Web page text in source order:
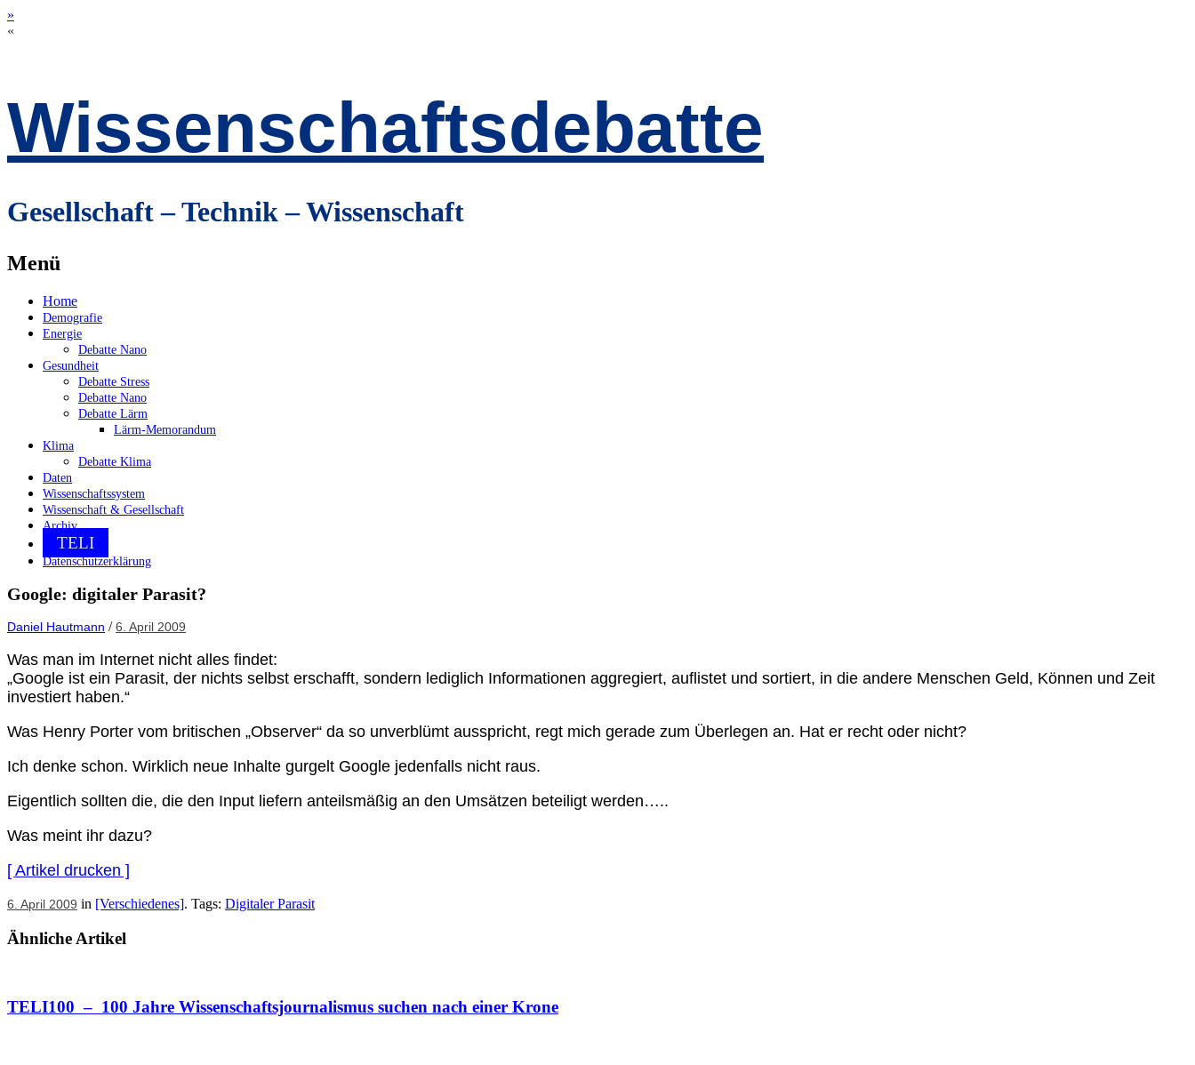
»
«
Wissenschaftsdebatte
Gesellschaft – Technik – Wissenschaft
Menü
Zum
Inhalt
springen
Home
Demografie
Energie
Debatte Nano
Gesundheit
Debatte Stress
Debatte Nano
Debatte Lärm
Lärm-Memorandum
Klima
Debatte Klima
Daten
Wissenschaftssystem
Wissenschaft & Gesellschaft
Archiv
TELI
Datenschutzerklärung
Google: digitaler Parasit?
Daniel Hautmann /6. April 2009
Was man im Internet nicht alles findet:
„Google ist ein Parasit, der nichts selbst erschafft, sondern lediglich Informationen aggregiert, auflistet und sortiert, in die andere Menschen Geld, Können und Zeit
investiert haben.“
Was Henry Porter vom britischen „Observer“ da so unverblümt ausspricht, regt mich gerade zum Überlegen an. Hat er recht oder nicht?
Ich denke schon. Wirklich neue Inhalte gurgelt Google jedenfalls nicht raus.
Eigentlich sollten die, die den Input liefern anteilsmäßig an den Umsätzen beteiligt werden…..
Was meint ihr dazu?
[ Artikel drucken ]
6. April 2009 in [Verschiedenes]. Tags: Digitaler Parasit
Ähnliche Artikel
TELI100 – 100 Jahre Wissenschaftsjournalismus suchen nach einer Krone